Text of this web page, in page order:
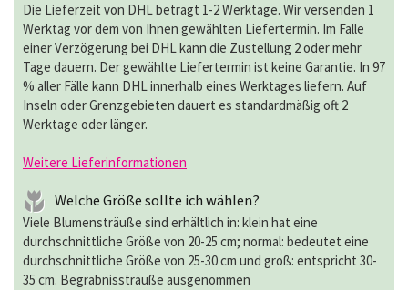
Die Lieferzeit von DHL beträgt 1-2 Werktage. Wir versenden 1
Werktag vor dem von Ihnen gewählten Liefertermin. Im Falle
einer Verzögerung bei DHL kann die Zustellung 2 oder mehr
Tage dauern. Der gewählte Liefertermin ist keine Garantie. In 97
% aller Fälle kann DHL innerhalb eines Werktages liefern. Auf
Inseln oder Grenzgebieten dauert es standardmäßig oft 2
Werktage oder länger.
Weitere Lieferinformationen
Welche Größe sollte ich wählen?
Viele Blumensträuße sind erhältlich in: klein hat eine
durchschnittliche Größe von 20-25 cm; normal: bedeutet eine
durchschnittliche Größe von 25-30 cm und groß: entspricht 30-
35 cm. Begräbnissträuße ausgenommen